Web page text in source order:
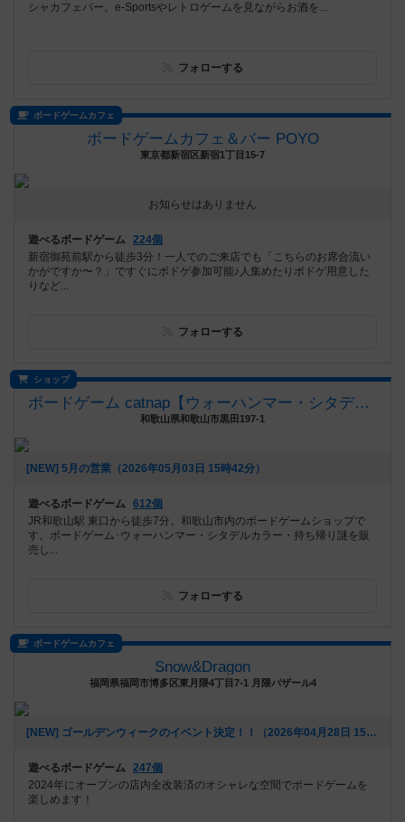
シャカフェバー。e-Sportsやレトロゲームを見ながらお酒を...
フォローする
ボードゲームカフェ
ボードゲームカフェ＆バー POYO
東京都新宿区新宿1丁目15-7
お知らせはありません
遊べるボードゲーム 224個
新宿御苑前駅から徒歩3分！一人でのご来店でも「こちらのお席合流い
かがですか〜？」ですぐにボドゲ参加可能♪人集めたりボドゲ用意した
りなど...
フォローする
ショップ
ボードゲーム catnap【ウォーハンマー・シタデルカラー取扱店】
和歌山県和歌山市黒田197-1
[NEW] 5月の営業（2026年05月03日 15時42分）
遊べるボードゲーム 612個
JR和歌山駅 東口から徒歩7分。和歌山市内のボードゲームショップで
す。ボードゲーム･ウォーハンマー・シタデルカラー・持ち帰り謎を販
売し...
フォローする
ボードゲームカフェ
Snow&Dragon
福岡県福岡市博多区東月隈4丁目7-1 月隈バザール4
[NEW] ゴールデンウィークのイベント決定！！（2026年04月28日 15時49分）
遊べるボードゲーム 247個
2024年にオープンの店内全改装済のオシャレな空間でボードゲームを
楽しめます！